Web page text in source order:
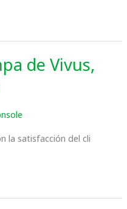
de Vivus,
la satisfacción del cli